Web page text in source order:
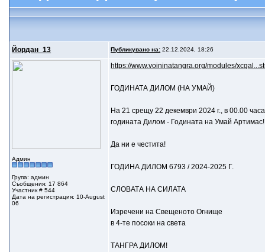
Йордан_13 Публикувано на: 22.12.2024, 18:26
Админ
Група: админ
Съобщения: 17 864
Участник # 544
Дата на регистрация: 10-August
06
https://www.voininatangra.org/modules/
ГОДИНАТА ДИЛОМ (НА УМАЙ)
На 21 срещу 22 декември 2024 г., в 00.00
годината Дилом - Годината на Умай Артимас!
Да ни е честита!
ГОДИНА ДИЛОМ 6793 / 2024-2025 Г.
СЛОВАТА НА СИЛАТА
Изречени на Свещеното Огнище
в 4-те посоки на света
ТАНГРА ДИЛОМ!